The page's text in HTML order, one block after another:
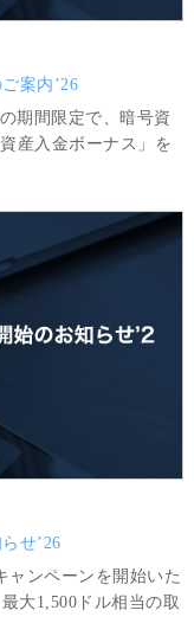
案内’26
期間限定で、暗号資
産入金ボーナス」を
せ’26
ャンペーンを開始いた
大1,500ドル相当の取